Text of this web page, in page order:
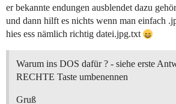
er bekannte endungen ausblendet dazu
und dann hilft es nichts wenn man einfach
hies ess nämlich richtig datei.jpg.txt
Warum ins DOS dafür ? - siehe erste
RECHTE Taste umbenennen
Gruß